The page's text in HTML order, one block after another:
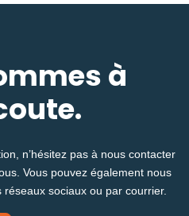
à
n’hésitez pas à nous contacter
Vous pouvez également nous
sociaux ou par courrier.